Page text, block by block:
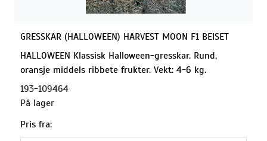
GRESSKAR (HALLOWEEN) HARVEST MOON F1 BEISET
HALLOWEEN Klassisk Halloween-gresskar. Rund,
oransje middels ribbete frukter. Vekt: 4-6 kg.
193-109464
På lager
Pris fra: